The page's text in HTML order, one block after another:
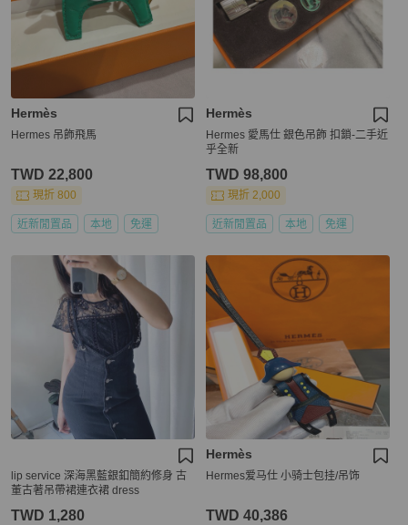
Hermès
Hermes 吊飾飛馬
TWD 22,800
現折 800
近新閒置品 本地 免運
Hermès
Hermes 愛馬仕 銀色吊飾 扣鎖-二手近
乎全新
TWD 98,800
現折 2,000
近新閒置品 本地 免運
lip service 深海黑藍銀釦簡約修身 古
董古著吊帶裙連衣裙 dress
TWD 1,280
Hermès
Hermes爱马仕 小骑士包挂/吊饰
TWD 40,386